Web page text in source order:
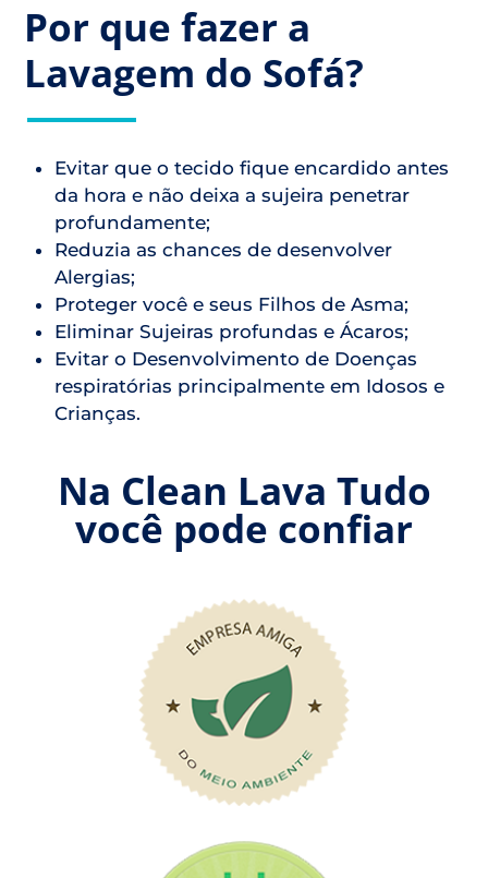
Por que fazer a
Lavagem do Sofá?
Evitar que o tecido fique encardido antes
da hora e não deixa a sujeira penetrar
profundamente;
Reduzia as chances de desenvolver
Alergias;
Proteger você e seus Filhos de Asma;
Eliminar Sujeiras profundas e Ácaros;
Evitar o Desenvolvimento de Doenças
respiratórias principalmente em Idosos e
Crianças.
Na Clean Lava Tudo
você pode confiar